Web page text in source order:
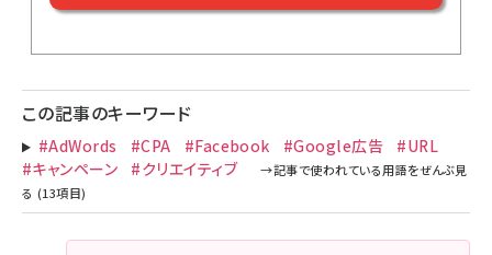
この記事のキーワード
#AdWords #CPA #Facebook #Google広告
#URL
#キャンペーン
#クリエイティブ